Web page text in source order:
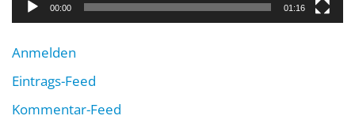
00:00 01:16
Anmelden
Eintrags-Feed
Kommentar-Feed